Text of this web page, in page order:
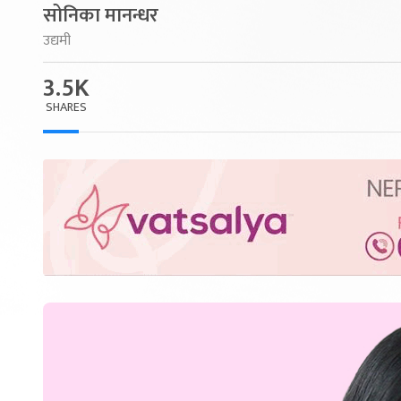
सोनिका मानन्धर
उद्यमी
3.5K
SHARES